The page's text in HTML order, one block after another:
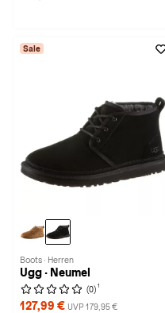
Sale
Boots · Herren
Ugg · Neumel
(0) 1
127,99 € UVP 179,95 €